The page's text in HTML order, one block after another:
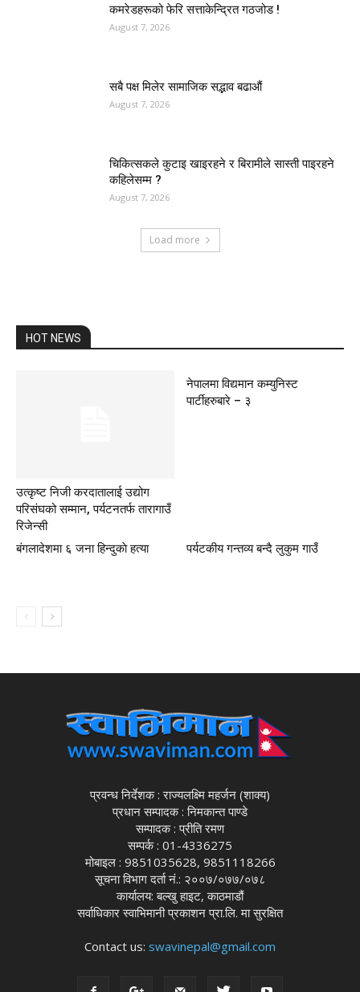
कमरेडहरूको फेरि सत्ताकेन्द्रित गठजोड !
August 7, 2026
सबै पक्ष मिलेर सामाजिक सद्भाव बढाऔं
August 7, 2026
चिकित्सकले कुटाइ खाइरहने र बिरामीले सास्ती पाइरहने
कहिलेसम्म ?
August 7, 2026
Load more
HOT NEWS
उत्कृष्ट निजी करदातालाई उद्योग
परिसंघको सम्मान, पर्यटनतर्फ तारागाउँ
रिजेन्सी
नेपालमा विद्यमान कम्युनिस्ट
पार्टीहरुबारे – ३
बंगलादेशमा ६ जना हिन्दुकाे हत्या पर्यटकीय गन्तव्य बन्दै लुकुम गाउँ
प्रवन्ध निर्देशक : राज्यलक्ष्मि महर्जन (शाक्य)
प्रधान सम्पादक : निमकान्त पाण्डे
सम्पादक : प्रीति रमण
सम्पर्क : 01-4336275
मोबाइल : 9851035628, 9851118266
सूचना विभाग दर्ता नं.: २००७/०७७/०७८
कार्यालय: बल्खु हाइट, काठमाडौं
सर्वाधिकार स्वाभिमानी प्रकाशन प्रा.लि. मा सुरक्षित
Contact us: swavinepal@gmail.com